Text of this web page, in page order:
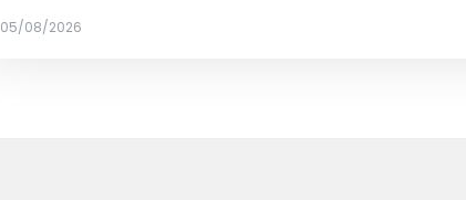
05/08/2026